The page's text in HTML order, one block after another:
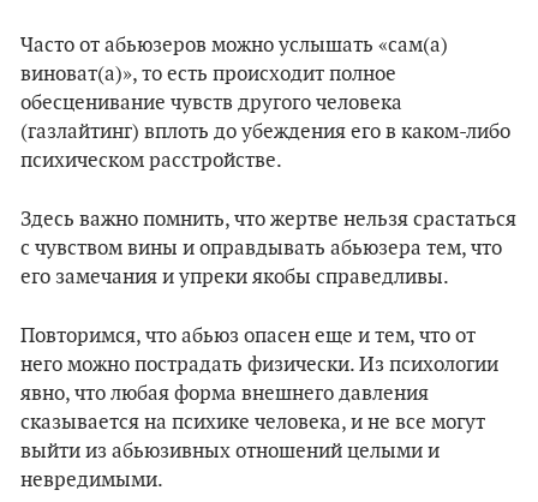
Часто от абьюзеров можно услышать «сам(а)
виноват(а)», то есть происходит полное
обесценивание чувств другого человека
(газлайтинг) вплоть до убеждения его в каком-либо
психическом расстройстве.
Здесь важно помнить, что жертве нельзя срастаться
с чувством вины и оправдывать абьюзера тем, что
его замечания и упреки якобы справедливы.
Повторимся, что абьюз опасен еще и тем, что от
него можно пострадать физически. Из психологии
явно, что любая форма внешнего давления
сказывается на психике человека, и не все могут
выйти из абьюзивных отношений целыми и
невредимыми.